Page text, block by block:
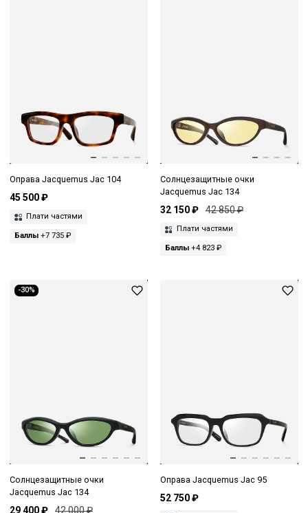
Оправа Jacquemus Jac 104
45 500 ₽
Плати частями
Баллы +7 735 ₽
Солнцезащитные очки
Jacquemus Jac 134
32 150 ₽ 42 850 ₽
Плати частями
Баллы+4 823 ₽
-30%
Солнцезащитные очки
Jacquemus Jac 134
29 400 ₽ 42 000 ₽
Оправа Jacquemus Jac 95
52 750 ₽